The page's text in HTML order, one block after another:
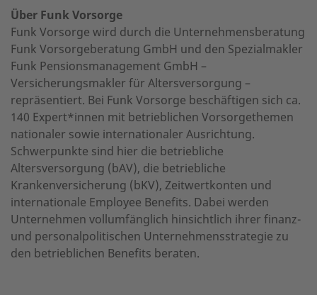
Über Funk Vorsorge
Funk Vorsorge wird durch die Unternehmensberatung
Funk Vorsorgeberatung GmbH und den Spezialmakler
Funk Pensionsmanagement GmbH –
Versicherungsmakler für Altersversorgung –
repräsentiert. Bei Funk Vorsorge beschäftigen sich ca.
140 Expert*innen mit betrieblichen Vorsorgethemen
nationaler sowie internationaler Ausrichtung.
Schwerpunkte sind hier die betriebliche
Altersversorgung (bAV), die betriebliche
Krankenversicherung (bKV), Zeitwertkonten und
internationale Employee Benefits. Dabei werden
Unternehmen vollumfänglich hinsichtlich ihrer finanz-
und personalpolitischen Unternehmensstrategie zu
den betrieblichen Benefits beraten.